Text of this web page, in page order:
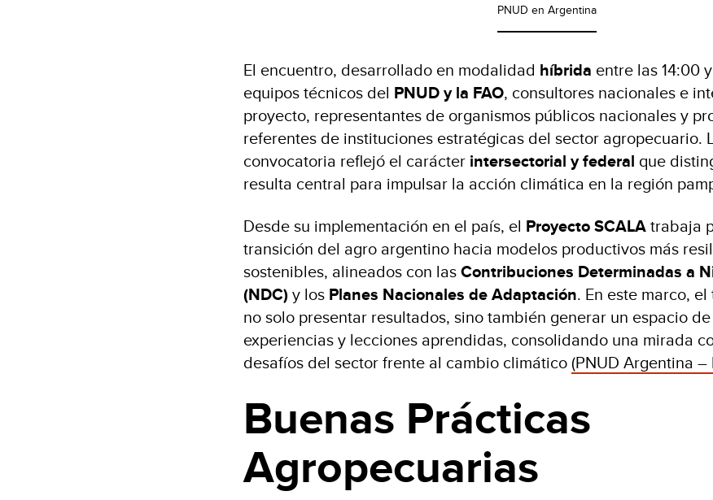
PNUD en Argentina
El encuentro, desarrollado en modalidad híbrida entre las 14:00
equipos técnicos del PNUD y la FAO, consultores nacionales e
proyecto, representantes de organismos públicos nacionales y
referentes de instituciones estratégicas del sector agropecuario.
convocatoria reflejó el carácter intersectorial y federal que
resulta central para impulsar la acción climática en la región
Desde su implementación en el país, el Proyecto SCALAtrabaja
transición del agro argentino hacia modelos productivos más
sostenibles, alineados con lasContribuciones Determinadas a
(NDC)y los Planes Nacionales de Adaptación. En este marco,
no solo presentar resultados, sino también generar un espacio
experiencias y lecciones aprendidas, consolidando una mirada
desafíos del sector frente al cambio climático(PNUD Argentina –
Buenas Prácticas
Agropecuarias